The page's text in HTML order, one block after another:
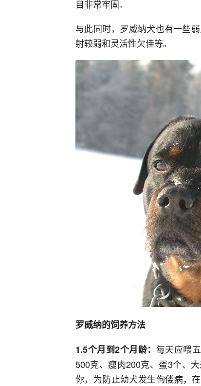
目非常牢固。
与此同时，罗威纳犬也有一些
射较弱和灵活性欠佳等。
罗威纳的饲养方法
1.5个月到2个月龄： 每天应喂
500克、瘦肉200克、蛋3个、
你，为防止幼犬发生佝偻病，